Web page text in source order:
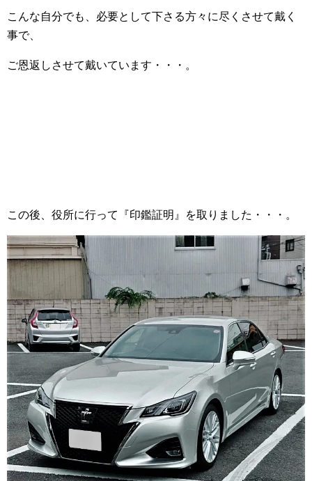
こんな自分でも、必要として下さる方々に尽くさせて戴く
事で、
ご恩返しさせて戴いています・・・。
この後、役所に行って『印鑑証明』を取りました・・・。